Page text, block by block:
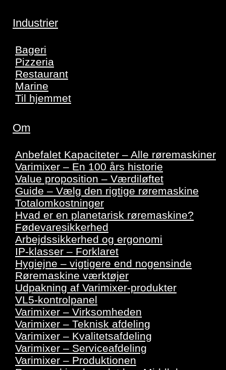
Industrier
Bageri
Pizzeria
Restaurant
Marine
Til hjemmet
Om
Anbefalet Kapaciteter – Alle røremaskiner
Varimixer – En 100 års historie
Value proposition – Værdiløftet
Guide – Vælg den rigtige røremaskine
Totalomkostninger
Hvad er en planetarisk røremaskine?
Fødevaresikkerhed
Arbejdssikkerhed og ergonomi
IP-klasser – Forklaret
Hygiejne – vigtigere end nogensinde
Røremaskine værktøjer
Udpakning af Varimixer-produkter
VL5-kontrolpanel
Varimixer – Virksomheden
Varimixer – Teknisk afdeling
Varimixer – Kvalitetsafdeling
Varimixer – Serviceafdeling
Varimixer – Produktionen